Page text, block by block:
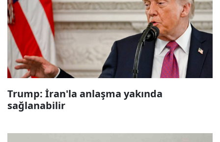
Trump: İran'la anlaşma yakında
sağlanabilir